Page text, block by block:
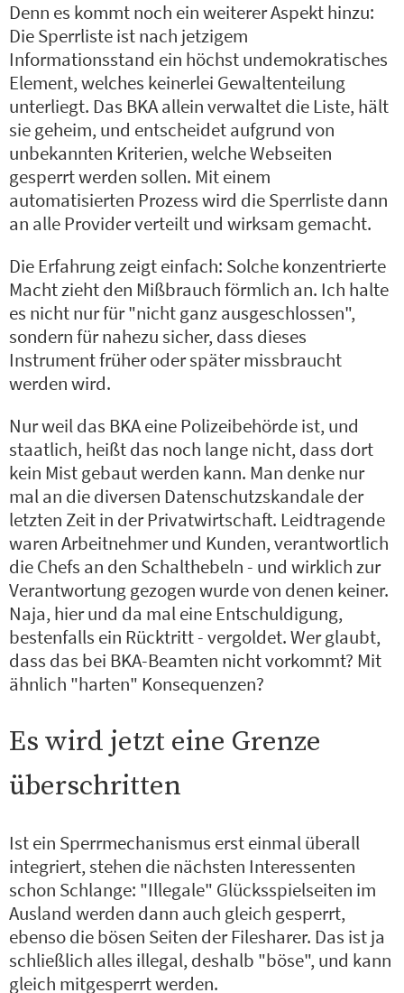
Denn es kommt noch ein weiterer Aspekt hinzu:
Die Sperrliste ist nach jetzigem
Informationsstand ein höchst undemokratisches
Element, welches keinerlei Gewaltenteilung
unterliegt. Das BKA allein verwaltet die Liste, hält
sie geheim, und entscheidet aufgrund von
unbekannten Kriterien, welche Webseiten
gesperrt werden sollen. Mit einem
automatisierten Prozess wird die Sperrliste dann
an alle Provider verteilt und wirksam gemacht.
Die Erfahrung zeigt einfach: Solche konzentrierte
Macht zieht den Mißbrauch förmlich an. Ich halte
es nicht nur für "nicht ganz ausgeschlossen",
sondern für nahezu sicher, dass dieses
Instrument früher oder später missbraucht
werden wird.
Nur weil das BKA eine Polizeibehörde ist, und
staatlich, heißt das noch lange nicht, dass dort
kein Mist gebaut werden kann. Man denke nur
mal an die diversen Datenschutzskandale der
letzten Zeit in der Privatwirtschaft. Leidtragende
waren Arbeitnehmer und Kunden, verantwortlich
die Chefs an den Schalthebeln - und wirklich zur
Verantwortung gezogen wurde von denen keiner.
Naja, hier und da mal eine Entschuldigung,
bestenfalls ein Rücktritt - vergoldet. Wer glaubt,
dass das bei BKA-Beamten nicht vorkommt? Mit
ähnlich "harten" Konsequenzen?
Es wird jetzt eine Grenze
überschritten
Ist ein Sperrmechanismus erst einmal überall
integriert, stehen die nächsten Interessenten
schon Schlange: "Illegale" Glücksspielseiten im
Ausland werden dann auch gleich gesperrt,
ebenso die bösen Seiten der Filesharer. Das ist ja
schließlich alles illegal, deshalb "böse", und kann
gleich mitgesperrt werden.